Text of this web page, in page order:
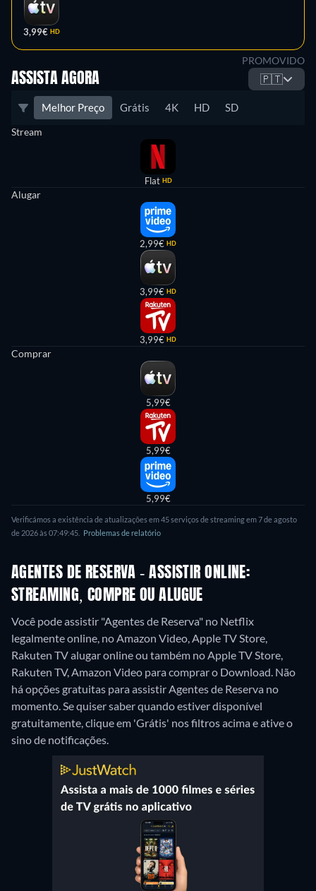
3,99€ HD
PROMOVIDO
ASSISTA AGORA 🇵🇹
Melhor Preço Grátis 4K HD SD
Stream
Flat HD
Alugar
2,99€ HD
3,99€ HD
3,99€ HD
Comprar
5,99€
5,99€
5,99€
Verificámos a existência de atualizações em 45 serviços de streaming em 7 de agosto
de 2026 às 07:49:45.
Problemas de relatório
AGENTES DE RESERVA - ASSISTIR ONLINE:
STREAMING, COMPRE OU ALUGUE
Você pode assistir "Agentes de Reserva" no Netflix
legalmente online, no Amazon Video, Apple TV Store,
Rakuten TV alugar online ou também no Apple TV Store,
Rakuten TV, Amazon Video para comprar o Download. Não
há opções gratuitas para assistir Agentes de Reserva no
momento. Se quiser saber quando estiver disponível
gratuitamente, clique em 'Grátis' nos filtros acima e ative o
sino de notificações.